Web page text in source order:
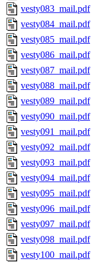
vesty083_mail.pdf
vesty084_mail.pdf
vesty085_mail.pdf
vesty086_mail.pdf
vesty087_mail.pdf
vesty088_mail.pdf
vesty089_mail.pdf
vesty090_mail.pdf
vesty091_mail.pdf
vesty092_mail.pdf
vesty093_mail.pdf
vesty094_mail.pdf
vesty095_mail.pdf
vesty096_mail.pdf
vesty097_mail.pdf
vesty098_mail.pdf
vesty100_mail.pdf